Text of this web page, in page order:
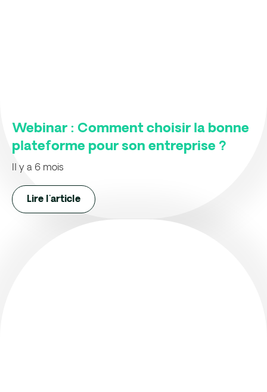
Webinar : Comment choisir la bonne
plateforme pour son entreprise ?
Il y a 6 mois
Lire l'article